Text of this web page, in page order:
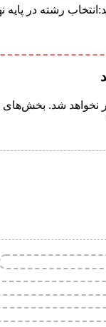
رشته در پایه
نخواهد شد. بخش‌های